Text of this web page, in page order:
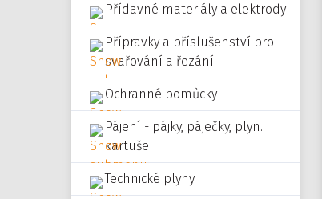
Přídavné materiály a elektrody
Přípravky a příslušenství pro
svařování a řezání
Ochranné pomůcky
Pájení - pájky, páječky, plyn.
kartuše
Technické plyny